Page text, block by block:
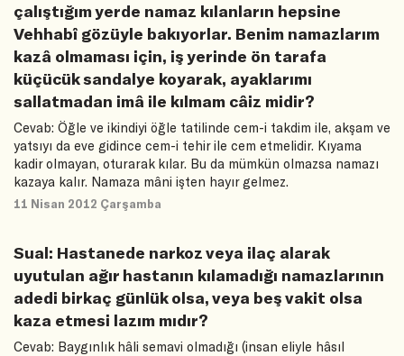
çalıştığım yerde namaz kılanların hepsine
Vehhabî gözüyle bakıyorlar. Benim namazlarım
kazâ olmaması için, iş yerinde ön tarafa
küçücük sandalye koyarak, ayaklarımı
sallatmadan imâ ile kılmam câiz midir?
Cevab: Öğle ve ikindiyi öğle tatilinde cem-i takdim ile, akşam ve
yatsıyı da eve gidince cem-i tehir ile cem etmelidir. Kıyama
kadir olmayan, oturarak kılar. Bu da mümkün olmazsa namazı
kazaya kalır. Namaza mâni işten hayır gelmez.
11 Nisan 2012 Çarşamba
Sual: Hastanede narkoz veya ilaç alarak
uyutulan ağır hastanın kılamadığı namazlarının
adedi birkaç günlük olsa, veya beş vakit olsa
kaza etmesi lazım mıdır?
Cevab: Baygınlık hâli semavi olmadığı (insan eliyle hâsıl